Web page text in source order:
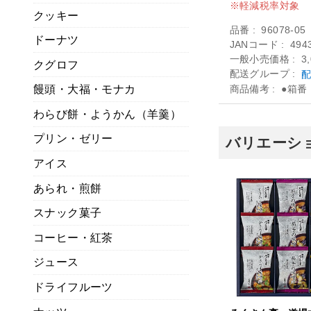
軽減税率対象
品番
96078-05
JANコード
一般小売価格
配送グループ
商品備考 ●箱番
バリエーシ
クッキー
ドーナツ
クグロフ
饅頭・大福・モナカ
わらび餅・ようかん（羊羹）
プリン・ゼリー
アイス
あられ・煎餅
スナック菓子
コーヒー・紅茶
ジュース
ドライフルーツ